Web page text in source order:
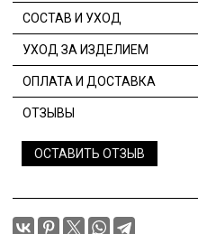
СОСТАВ И УХОД
УХОД ЗА ИЗДЕЛИЕМ
ОПЛАТА И ДОСТАВКА
ОТЗЫВЫ
ОСТАВИТЬ ОТЗЫВ